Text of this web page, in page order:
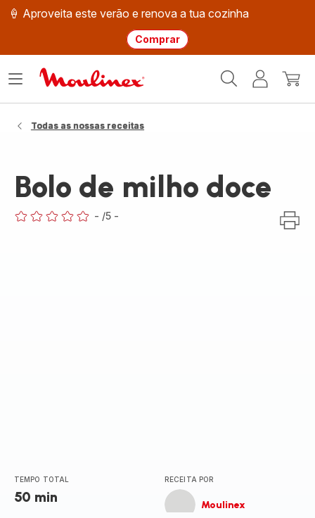
🍦 Aproveita este verão e renova a tua cozinha
Comprar
Moulinex
O
Abrir
Todas as nossas receitas
Bolo de milho doce
- /5 -
TEMPO TOTAL
50 min
RECEITA POR
Moulinex